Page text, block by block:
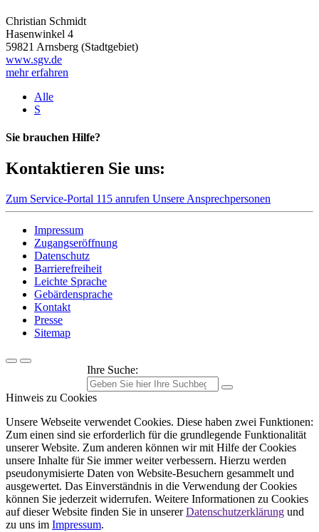
Christian Schmidt
Hasenwinkel 4
59821 Arnsberg (Stadtgebiet)
www.sgv.de
mehr erfahren
Alle
S
Sie brauchen Hilfe?
Kontaktieren Sie uns:
Zum Service-Portal 115 anrufen Unsere Ansprechpersonen
Impressum
Zugangseröffnung
Datenschutz
Barrierefreiheit
Leichte Sprache
Gebärdensprache
Kontakt
Presse
Sitemap
Ihre Suche:
Hinweis zu Cookies
Unsere Webseite verwendet Cookies. Diese haben zwei Funktionen:
Zum einen sind sie erforderlich für die grundlegende Funktionalität
unserer Website. Zum anderen können wir mit Hilfe der Cookies
unsere Inhalte für Sie immer weiter verbessern. Hierzu werden
pseudonymisierte Daten von Website-Besuchern gesammelt und
ausgewertet. Das Einverständnis in die Verwendung der Cookies
können Sie jederzeit widerrufen. Weitere Informationen zu Cookies
auf dieser Website finden Sie in unsererDatenschutzerklärung und
zu uns im Impressum.